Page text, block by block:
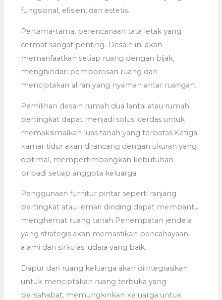
fungsional, efisien, dan estetis.
Pertama-tama, perencanaan tata letak yang
cermat sangat penting. Desain ini akan
memanfaatkan setiap ruang dengan bijak,
menghindari pemborosan ruang dan
menciptakan aliran yang nyaman antar ruangan.
Pemilihan desain rumah dua lantai atau rumah
bertingkat dapat menjadi solusi cerdas untuk
memaksimalkan luas tanah yang terbatas.Ketiga
kamar tidur akan dirancang dengan ukuran yang
optimal, mempertimbangkan kebutuhan
pribadi setiap anggota keluarga.
Penggunaan furnitur pintar seperti ranjang
bertingkat atau lemari dinding dapat membantu
menghemat ruang tanah.Penempatan jendela
yang strategis akan memastikan pencahayaan
alami dan sirkulasi udara yang baik.
Dapur dan ruang keluarga akan diintegrasikan
untuk menciptakan ruang terbuka yang
bersahabat, memungkinkan keluarga untuk